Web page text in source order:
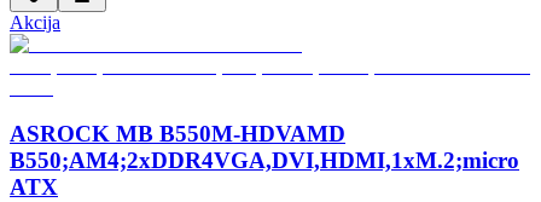
Akcija
ASROCK MB B550M-HDVAMD
B550;AM4;2xDDR4VGA,DVI,HDMI,1xM.2;micro
ATX